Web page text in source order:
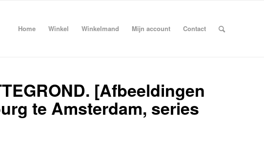
Home Winkel Winkelmand Mijn account Contact
[Afbeeldingen
te Amsterdam, series